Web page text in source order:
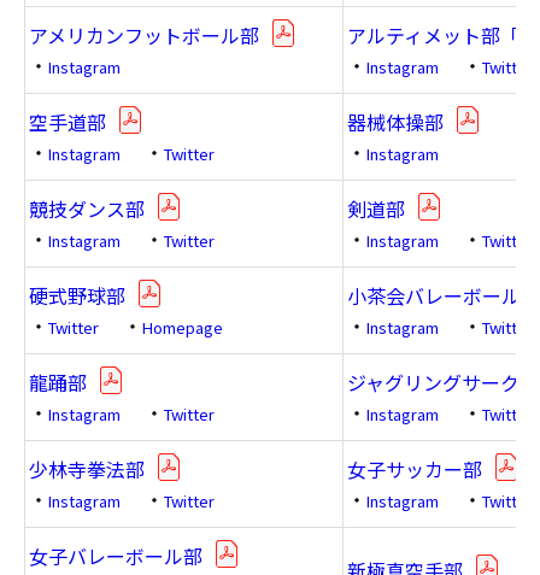
アメリカンフットボール部
・ Instagram
アルティメット部「
・ Instagram ・ Twitter
空手道部
・ Instagram ・ Twitter
器械体操部
・ Instagram
競技ダンス部
・ Instagram ・ Twitter
剣道部
・ Instagram ・ Twitter
硬式野球部
・ Twitter ・ Homepage
小茶会バレーボール
・ Instagram ・ Twitter
龍踊部
・ Instagram ・ Twitter
ジャグリングサーク
・ Instagram ・ Twitter
少林寺拳法部
・ Instagram ・ Twitter
女子サッカー部
・ Instagram ・ Twitter
女子バレーボール部